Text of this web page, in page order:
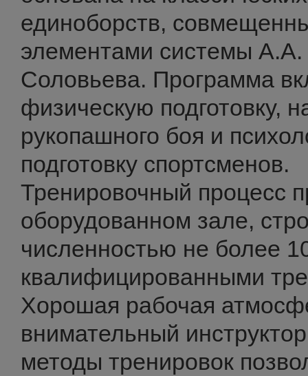
единоборств,
элементами системы
Соловьева. Программа
физическую подготовку,
рукопашного боя и
подготовку спортсменов.
Тренировочный процесс
оборудованном зале,
численностью не более
квалифицированными
Хорошая рабочая
внимательный
методы тренировок